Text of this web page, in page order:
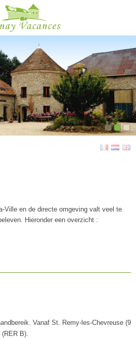
Ville en de directe omgeving valt veel te
Hieronder een overzicht :
Vanaf St. Remy-les-Chevreuse (9
(RER B).